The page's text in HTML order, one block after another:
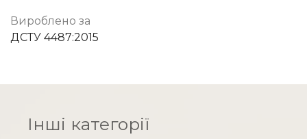
Вироблено за
ДСТУ 4487:2015
Інші категорії